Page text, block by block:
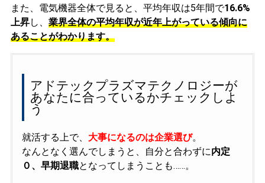
また、電気機器全体で見ると、平均年収は5年間で16.6%
上昇し、 業界全体の平均年収が近年上がっている傾向に
あることがわかります。
アドテックプラズマテクノロジーが
あなたに合っているかチェックしよ
う
就活する上で、 大事になるのは企業選び。
なんとなく選んでしまうと、自分と合わずに内定
０、早期退職となってしまうことも……。